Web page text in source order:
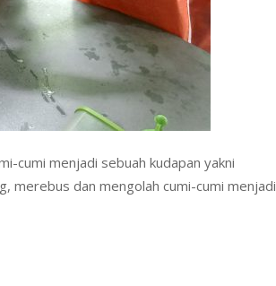
cumi menjadi sebuah kudapan yakni
merebus dan mengolah cumi-cumi menjadi